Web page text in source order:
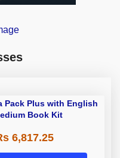
Pack Plus with English
Book Kit
6,817.25